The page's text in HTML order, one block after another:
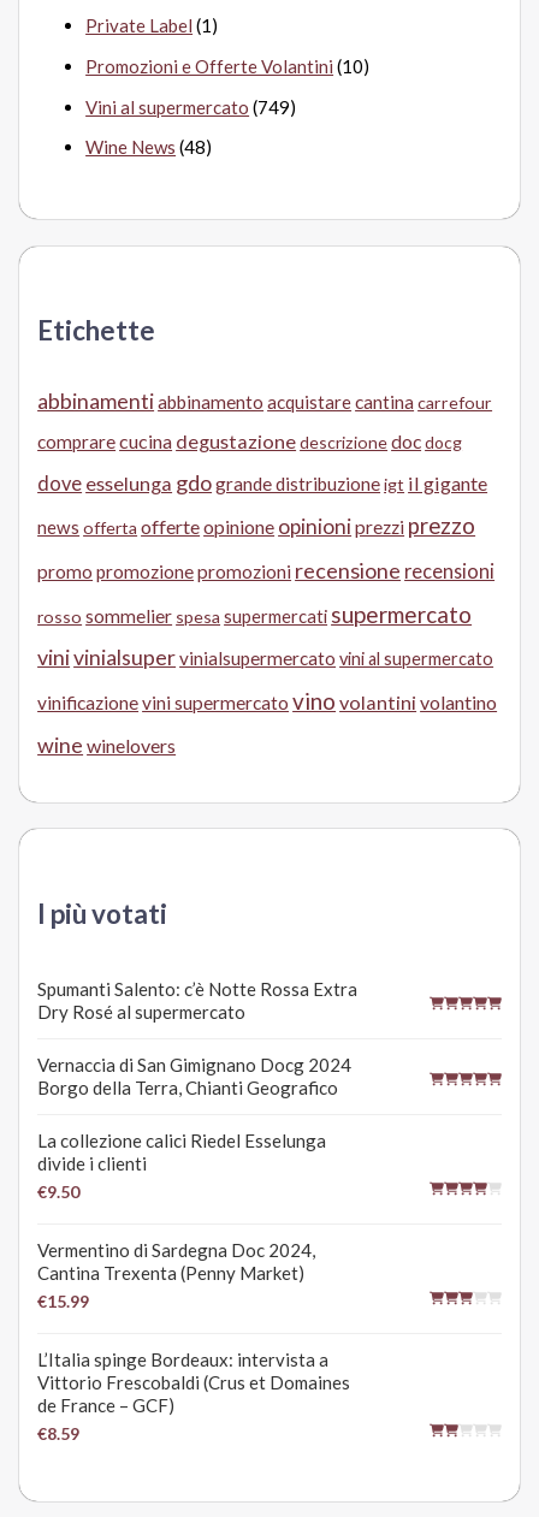
Private Label (1)
Promozioni e Offerte Volantini (10)
Vini al supermercato (749)
Wine News (48)
Etichette
abbinamentiabbinamento acquistarecantina carrefour
comprarecucina degustazionedescrizionedocdocg
dove esselunga gdogrande distribuzioneigt il gigante
news offerta offerteopinione opinioniprezzi prezzo
promo promozionepromozioni recensione recensioni
rosso sommelier spesa supermercati supermercato
vinivinialsupervinialsupermercato vini al supermercato
vinificazionevini supermercato vino volantini volantino
wine winelovers
I più votati
Spumanti Salento: c’è Notte Rossa Extra
Dry Rosé al supermercato
Vernaccia di San Gimignano Docg 2024
Borgo della Terra, Chianti Geografico
La collezione calici Riedel Esselunga
divide i clienti
€9.50
Vermentino di Sardegna Doc 2024,
Cantina Trexenta (Penny Market)
€15.99
L’Italia spinge Bordeaux: intervista a
Vittorio Frescobaldi (Crus et Domaines
de France – GCF)
€8.59